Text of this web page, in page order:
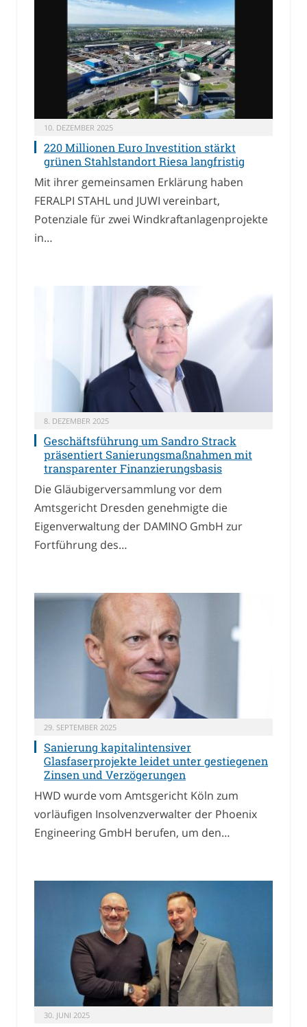
10. DEZEMBER 2025
220 Millionen Euro Investition stärkt
grünen Stahlstandort Riesa langfristig
Mit ihrer gemeinsamen Erklärung haben
FERALPI STAHL und JUWI vereinbart,
Potenziale für zwei Windkraftanlagenprojekte
in…
8. DEZEMBER 2025
Geschäftsführung um Sandro Strack
präsentiert Sanierungsmaßnahmen mit
transparenter Finanzierungsbasis
Die Gläubigerversammlung vor dem
Amtsgericht Dresden genehmigte die
Eigenverwaltung der DAMINO GmbH zur
Fortführung des…
29. SEPTEMBER 2025
Sanierung kapitalintensiver
Glasfaserprojekte leidet unter gestiegenen
Zinsen und Verzögerungen
HWD wurde vom Amtsgericht Köln zum
vorläufigen Insolvenzverwalter der Phoenix
Engineering GmbH berufen, um den…
30. JUNI 2025